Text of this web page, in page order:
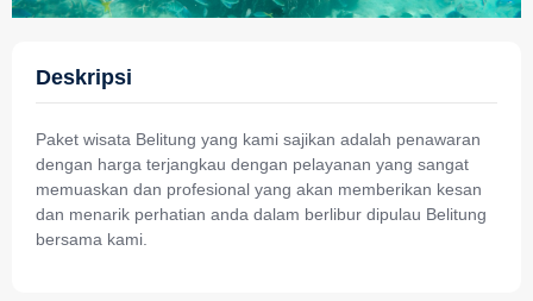
Deskripsi
Paket wisata Belitung yang kami sajikan adalah penawaran
dengan harga terjangkau dengan pelayanan yang sangat
memuaskan dan profesional yang akan memberikan kesan
dan menarik perhatian anda dalam berlibur dipulau Belitung
bersama kami.